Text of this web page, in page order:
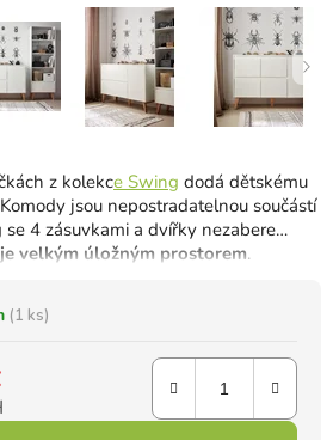
z kolekce Swing dodá dětskému
jsou nepostradatelnou součástí
4 zásuvkami a dvířky nezabere
velkým úložným prostorem.
(1 ks)